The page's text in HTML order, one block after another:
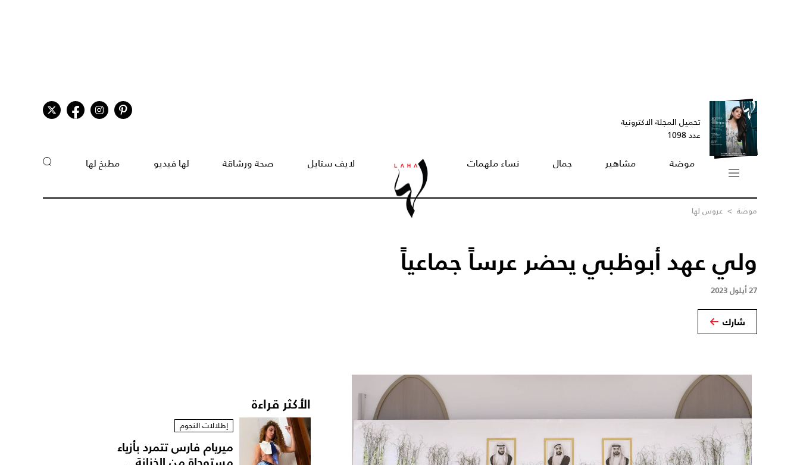
تحميل المجلة الاكترونية
عدد 1098
موضة مشاهير جمال نساء ملهمات لايف ستايل صحة ورشاقة لها فيديو مطبخ لها
موضة > عروس لها
ولي عهد أبوظبي يحضر عرساً جماعياً
27 أيلول 2023
شارك
الأكثر قراءة
إطلالات النجوم
ميريام فارس تتمرد بأزياء